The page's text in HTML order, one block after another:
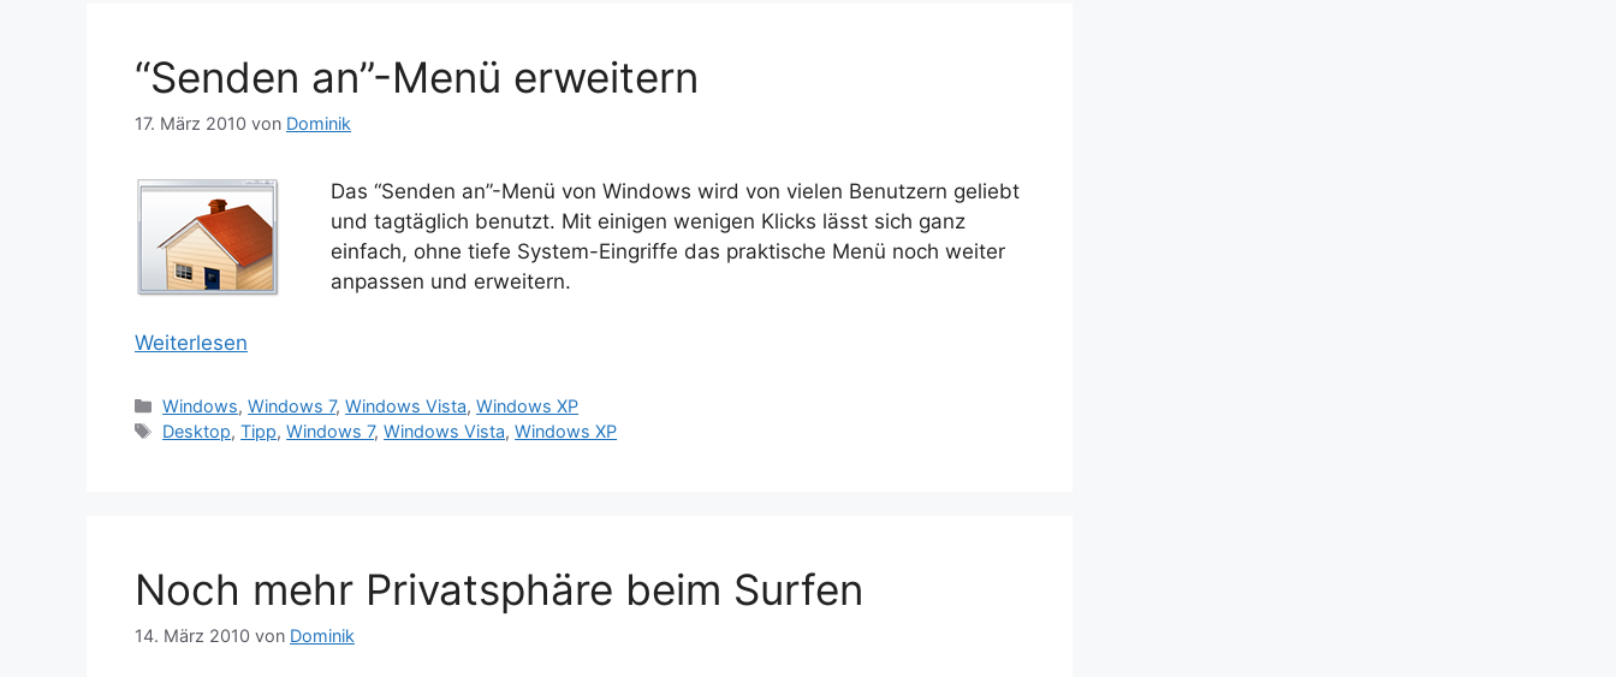
“Senden an”-Menü erweitern
17. März 2010 von Dominik
Das “Senden an”-Menü von Windows wird von vielen Benutzern geliebt
und tagtäglich benutzt. Mit einigen wenigen Klicks lässt sich ganz
einfach, ohne tiefe System-Eingriffe das praktische Menü noch weiter
anpassen und erweitern.
Weiterlesen
Kategorien
Windows,Windows 7,Windows Vista,Windows XP
Schlagwörter
Desktop,Tipp,Windows 7,Windows Vista,Windows XP
Noch mehr Privatsphäre beim Surfen
14. März 2010 von Dominik